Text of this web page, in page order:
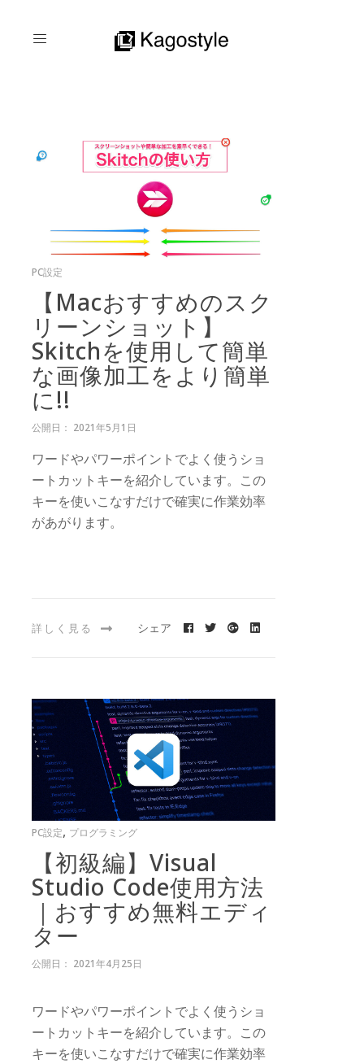
PC設定
【Macおすすめのスク
リーンショット】
Skitchを使用して簡単
な画像加工をより簡単
に!!
公開日： 2021年5月1日
ワードやパワーポイントでよく使うショ
ートカットキーを紹介しています。この
キーを使いこなすだけで確実に作業効率
があがります。
詳しく見る シェア
PC設定, プログラミング
【初級編】Visual
Studio Code使用方法
｜おすすめ無料エディ
ター
公開日： 2021年4月25日
ワードやパワーポイントでよく使うショ
ートカットキーを紹介しています。この
キーを使いこなすだけで確実に作業効率